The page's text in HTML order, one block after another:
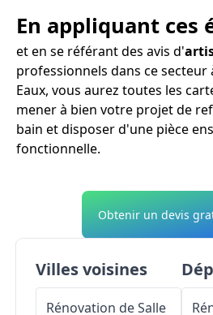
En appliquant ces
et en se référant des avis d'
professionnels dans ce secteur
Eaux, vous aurez toutes les
mener à bien votre projet de
bain et disposer d'une pièce
fonctionnelle.
Obtenir un devis
Villes voisines
Rénovation de Salle